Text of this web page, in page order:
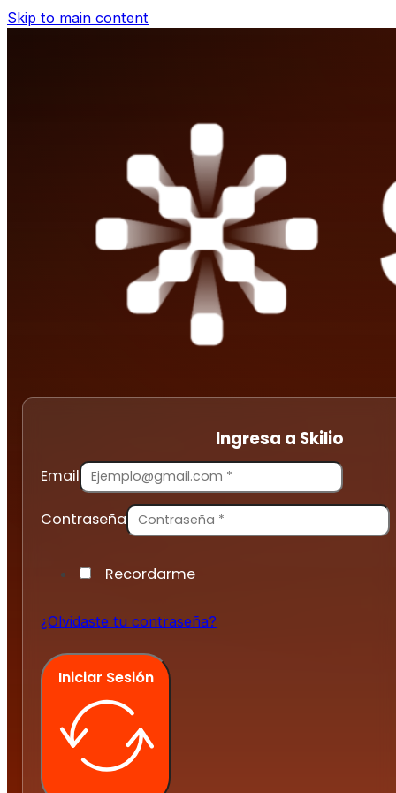
Skip to main content
Ingresa a Skilio
Email
Contraseña
Recordarme
¿Olvidaste tu contraseña?
Iniciar Sesión